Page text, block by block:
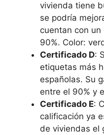
vivienda tiene
se podría
cuentan con un
90%. Color:
Certificado D:
etiquetas más
españolas. Su
entre el 90% y
Certificado E:
calificación ya
de viviendas el